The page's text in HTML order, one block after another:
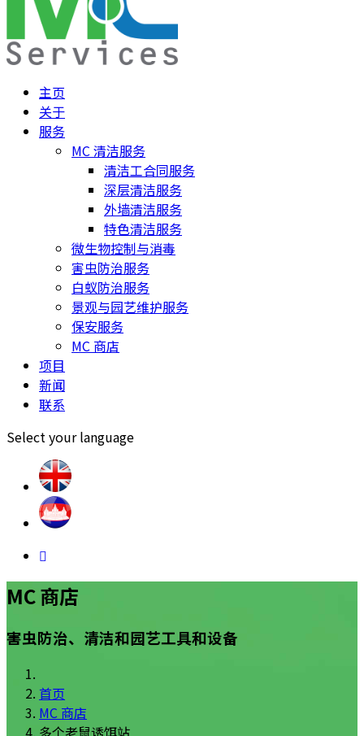
主页
关于
服务
MC 清洁服务
清洁工合同服务
深层清洁服务
外墙清洁服务
特色清洁服务
微生物控制与消毒
害虫防治服务
白蚁防治服务
景观与园艺维护服务
保安服务
MC 商店
项目
新闻
联系
Select your language
MC 商店
害虫防治、清洁和园艺工具和设备
首页
MC 商店
多个老鼠诱饵站